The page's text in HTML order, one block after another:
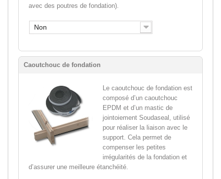
avec des poutres de fondation).
Non
Caoutchouc de fondation
Le caoutchouc de fondation est
composé d’un caoutchouc
EPDM et d’un mastic de
jointoiement Soudaseal, utilisé
pour réaliser la liaison avec le
support. Cela permet de
compenser les petites
irrégularités de la fondation et
d’assurer une meilleure étanchéité.